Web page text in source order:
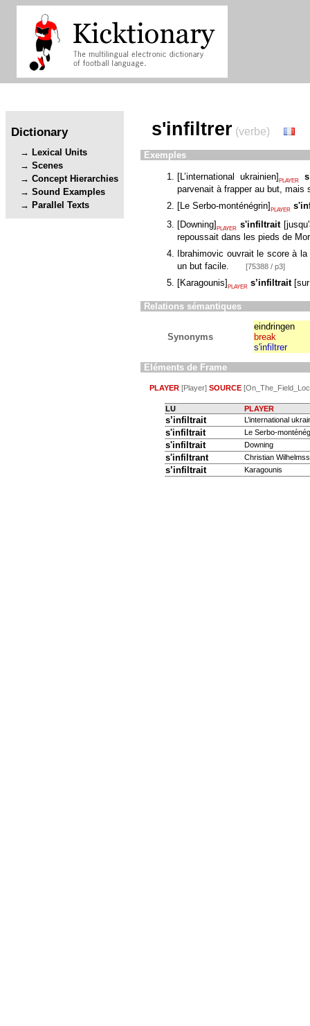
Dictionary
Lexical Units
Scenes
Concept Hierarchies
Sound Examples
Parallel Texts
s'infiltrer (verbe)
Exemples
[L’international ukrainien]PLAYER
parvenait à frapper au but, mais
[Le Serbo-monténégrin] PLAYER
[Downing] PLAYER s'infiltrait [
repoussait dans les pieds de
Ibrahimovic ouvrait le score à
un but facile.
[75388 / p3]
[Karagounis] PLAYER s’infiltrait [
Relations sémantiques
Synonyms
eindringen
break
s'infiltrer
Eléments de Frame
PLAYER [Player] SOURCE
LU PLAYER
s’infiltrait L’international
s'infiltrait Le Serbo-
s'infiltrait Downing
s'infiltrant Christian
s’infiltrait Karagounis